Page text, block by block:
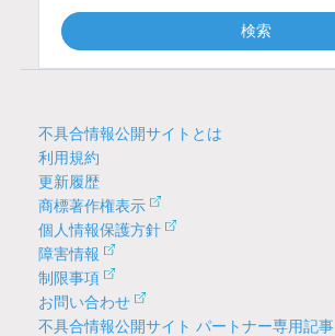
検索
不具合情報公開サイトとは
利用規約
更新履歴
商標著作権表示
個人情報保護方針
障害情報
制限事項
お問い合わせ
不具合情報公開サイト パートナー専用記事